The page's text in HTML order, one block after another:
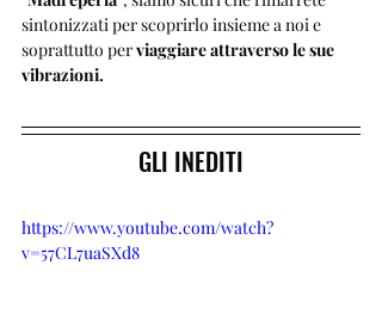
sintonizzati per scoprirlo insieme a noi e
soprattutto per viaggiare attraverso le sue
vibrazioni.
GLI INEDITI
https://www.youtube.com/watch?
v=57CL7uaSXd8